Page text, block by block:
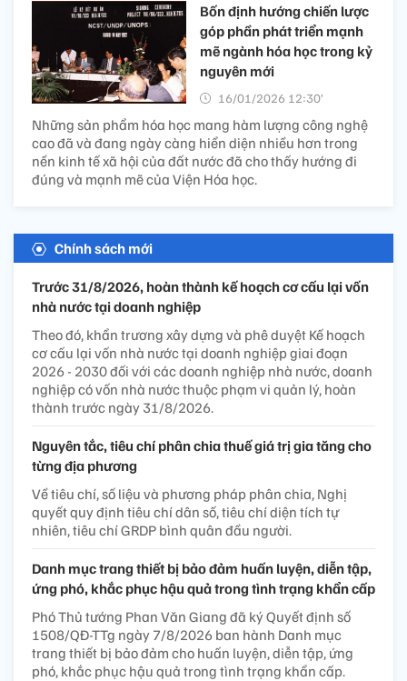
Bốn định hướng chiến lược
góp phần phát triển mạnh
mẽ ngành hóa học trong kỷ
nguyên mới
16/01/2026 12:30’
Những sản phẩm hóa học mang hàm lượng công nghệ
cao đã và đang ngày càng hiển diện nhiều hơn trong
nền kinh tế xã hội của đất nước đã cho thấy hướng đi
đúng và mạnh mẽ của Viện Hóa học.
Chính sách mới
Trước 31/8/2026, hoàn thành kế hoạch cơ cấu lại vốn
nhà nước tại doanh nghiệp
Theo đó, khẩn trương xây dựng và phê duyệt Kế hoạch
cơ cấu lại vốn nhà nước tại doanh nghiệp giai đoạn
2026 - 2030 đối với các doanh nghiệp nhà nước, doanh
nghiệp có vốn nhà nước thuộc phạm vi quản lý, hoàn
thành trước ngày 31/8/2026.
Nguyên tắc, tiêu chí phân chia thuế giá trị gia tăng cho
từng địa phương
Về tiêu chí, số liệu và phương pháp phân chia, Nghị
quyết quy định tiêu chí dân số, tiêu chí diện tích tự
nhiên, tiêu chí GRDP bình quân đầu người.
Danh mục trang thiết bị bảo đảm huấn luyện, diễn tập,
ứng phó, khắc phục hậu quả trong tình trạng khẩn cấp
Phó Thủ tướng Phan Văn Giang đã ký Quyết định số
1508/QĐ-TTg ngày 7/8/2026 ban hành Danh mục
trang thiết bị bảo đảm cho huấn luyện, diễn tập, ứng
phó, khắc phục hậu quả trong tình trạng khẩn cấp.